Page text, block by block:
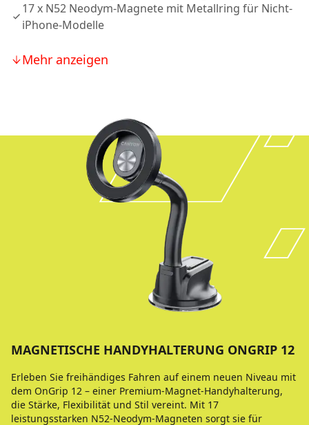
17 x N52 Neodym-Magnete mit Metallring für Nicht-
iPhone-Modelle
Mehr anzeigen
MAGNETISCHE HANDYHALTERUNG ONGRIP 12
Erleben Sie freihändiges Fahren auf einem neuen Niveau mit
dem OnGrip 12 – einer Premium-Magnet-Handyhalterung,
die Stärke, Flexibilität und Stil vereint. Mit 17
leistungsstarken N52-Neodym-Magneten sorgt sie für